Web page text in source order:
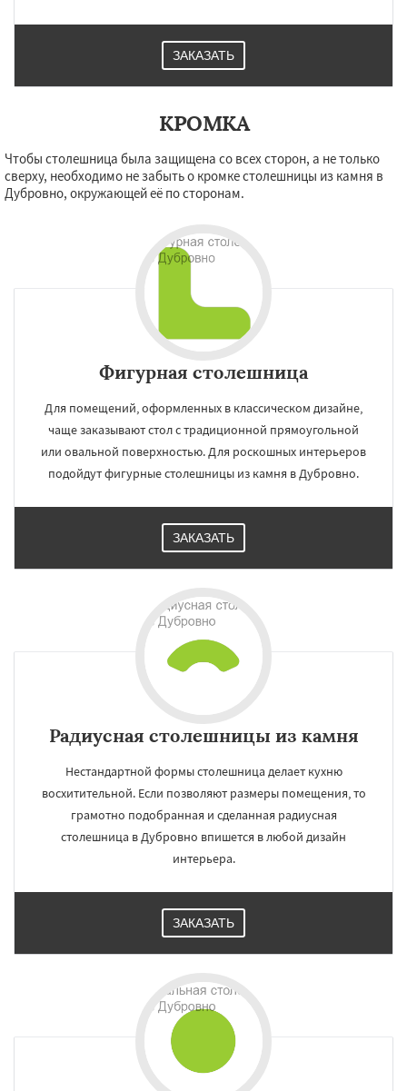
ЗАКАЗАТЬ
КРОМКА
Чтобы столешница была защищена со всех сторон, а не только
сверху, необходимо не забыть о кромке столешницы из камня в
Дубровно, окружающей её по сторонам.
Фигурная столешница
Для помещений, оформленных в классическом дизайне,
чаще заказывают стол с традиционной прямоугольной
или овальной поверхностью. Для роскошных интерьеров
подойдут фигурные столешницы из камня в Дубровно.
ЗАКАЗАТЬ
Радиусная столешницы из камня
Нестандартной формы столешница делает кухню
восхитительной. Если позволяют размеры помещения, то
грамотно подобранная и сделанная радиусная
столешница в Дубровно впишется в любой дизайн
интерьера.
ЗАКАЗАТЬ